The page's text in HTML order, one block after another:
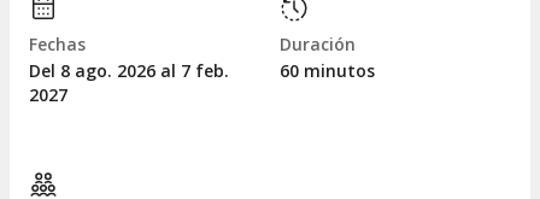
Fechas
Del 8 ago. 2026 al 7 feb.
2027
Duración
60 minutos